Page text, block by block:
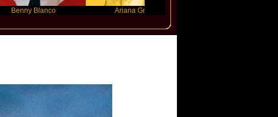
Blanco Ariana Grande